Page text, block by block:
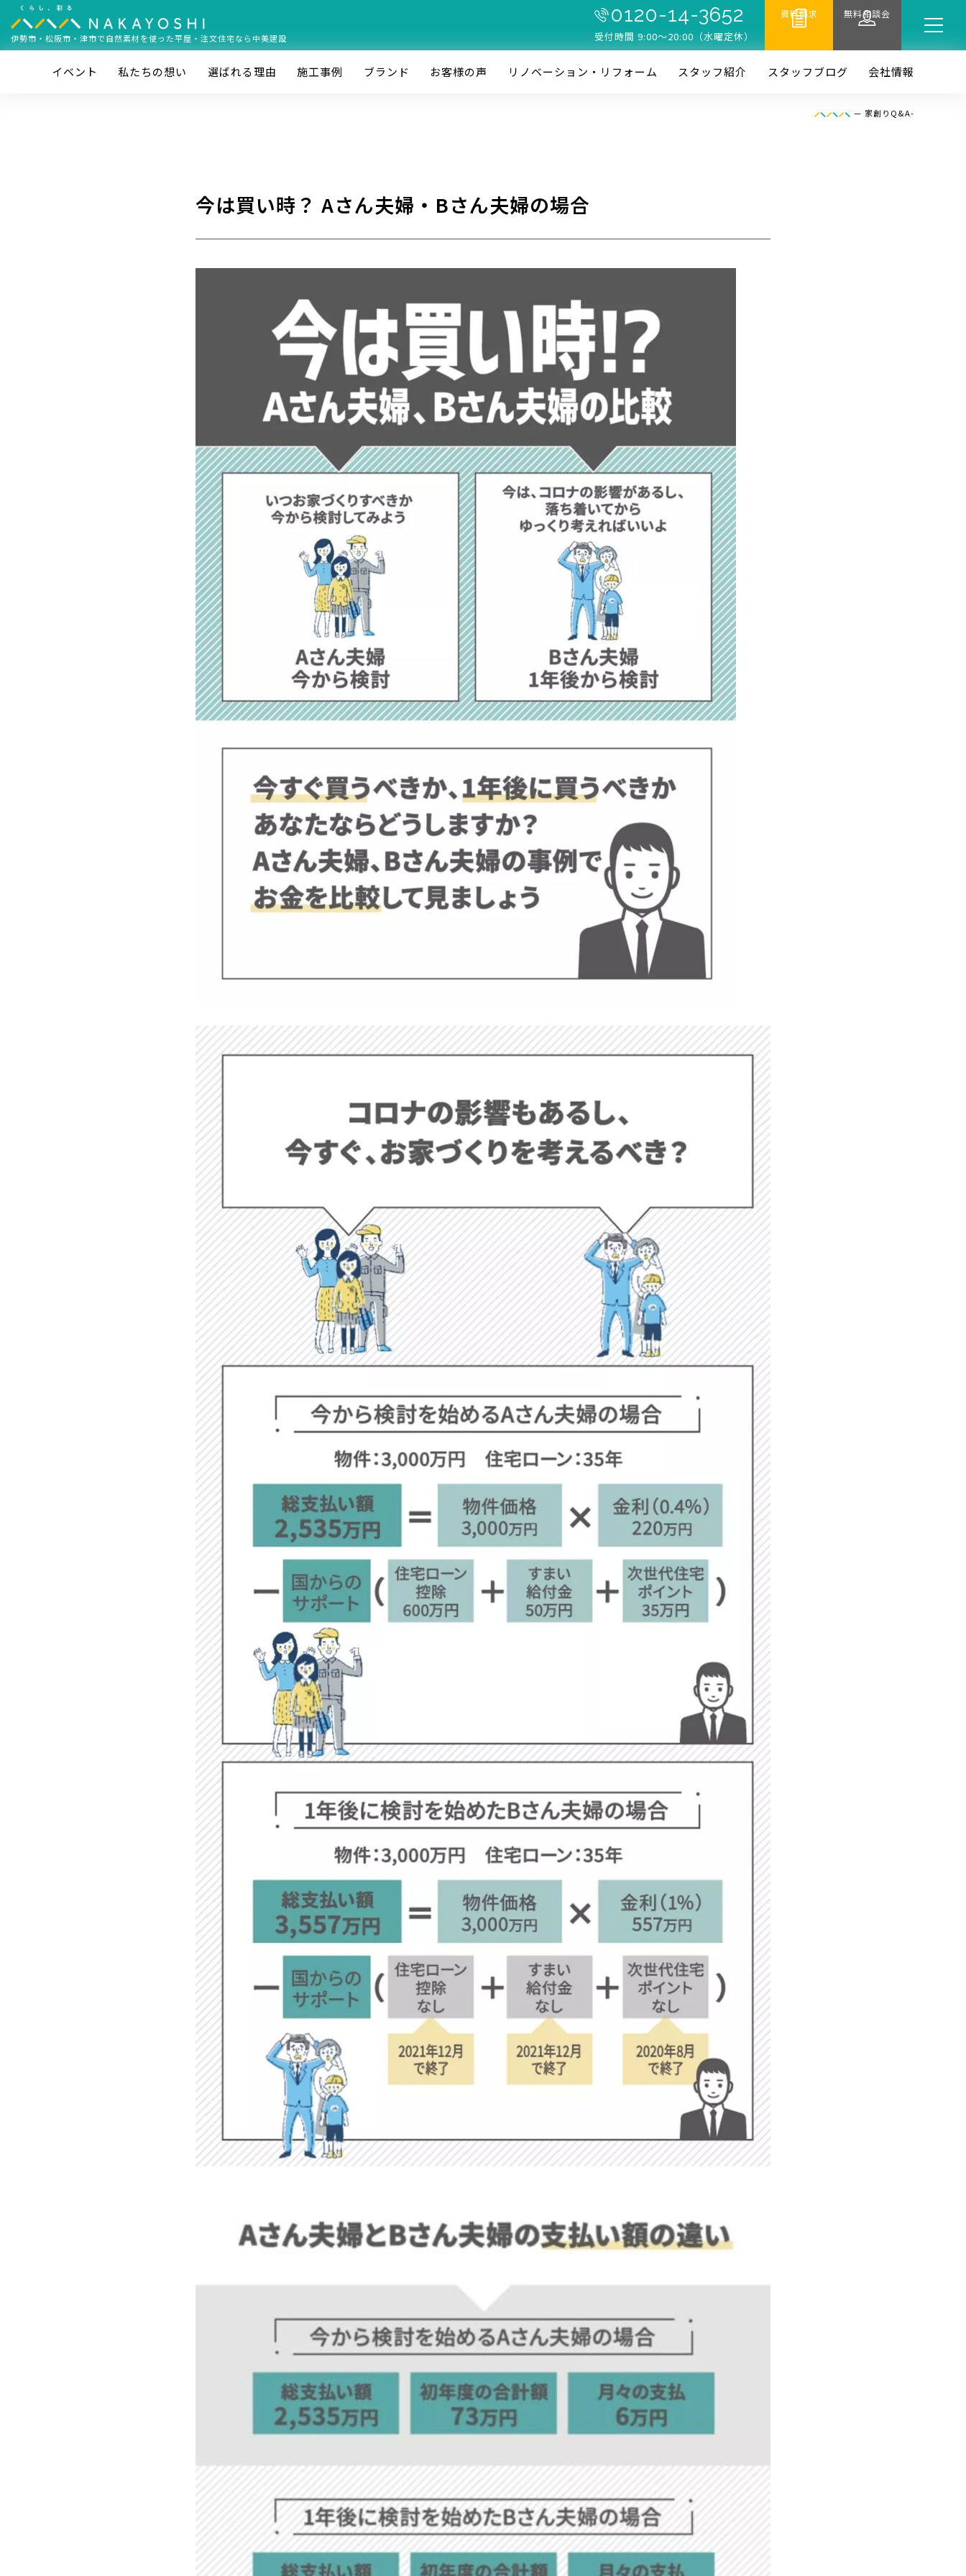
伊勢市・松阪市・津市で自然素材を使った平屋・注文住宅なら中美建設
0120-14-3652
受付時間 9:00〜20:00（水曜定休）
資料請求 無料相談会
イベント 私たちの想い 選ばれる理由 施⼯事例 ブランド お客様の声 リノベーション・リフォーム スタッフ紹介 スタッフブログ 会社情報
— 家創りQ&A-
今は買い時？ Aさん夫婦・Bさん夫婦の場合